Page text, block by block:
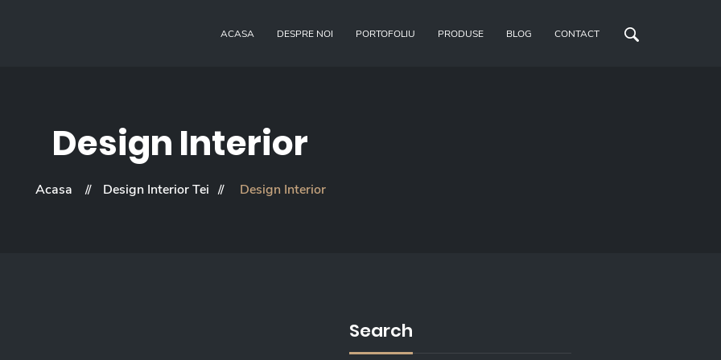
ACASA DESPRE NOI PORTOFOLIU PRODUSE BLOG CONTACT
Design Interior
Acasa Design Interior Tei Design Interior
Search